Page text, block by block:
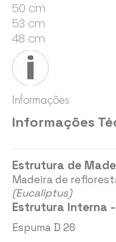
50 cm
53 cm
48 cm
Informações
Informações
Estrutura de
Madeira de
(Eucaliptus)
Estrutura Interna
Espuma D 26